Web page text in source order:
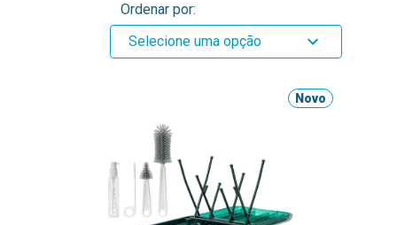
Ordenar por:
Selecione uma opção
Novo